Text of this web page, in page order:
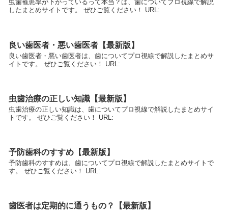
虫歯罹患率が下がっているって本当？は、歯についてプロ視線で解説
したまとめサイトです。 ぜひご覧ください！ URL:
良い歯医者・悪い歯医者【最新版】
良い歯医者・悪い歯医者は、歯についてプロ視線で解説したまとめサ
イトです。 ぜひご覧ください！ URL:
虫歯治療の正しい知識【最新版】
虫歯治療の正しい知識は、歯についてプロ視線で解説したまとめサイ
トです。 ぜひご覧ください！ URL:
予防歯科のすすめ【最新版】
予防歯科のすすめは、歯についてプロ視線で解説したまとめサイトで
す。 ぜひご覧ください！ URL:
歯医者は定期的に通うもの？【最新版】